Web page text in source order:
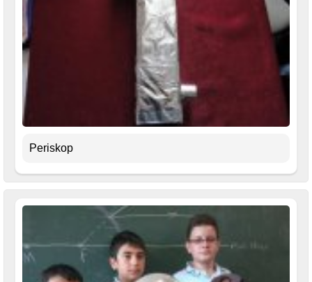
Periskop